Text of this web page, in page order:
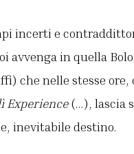
incerti e
avvenga in quella
che nelle stesse
Experience(…), lascia
inevitabile destino.